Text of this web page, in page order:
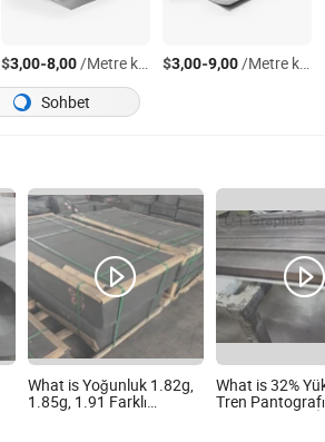
$3,00-8,00/Metre kare $3,00-9,00/Metre kare
Sohbet
What is Yoğunluk 1.82g,
1.85g, 1.91 Farklı
What is 32%
Tren